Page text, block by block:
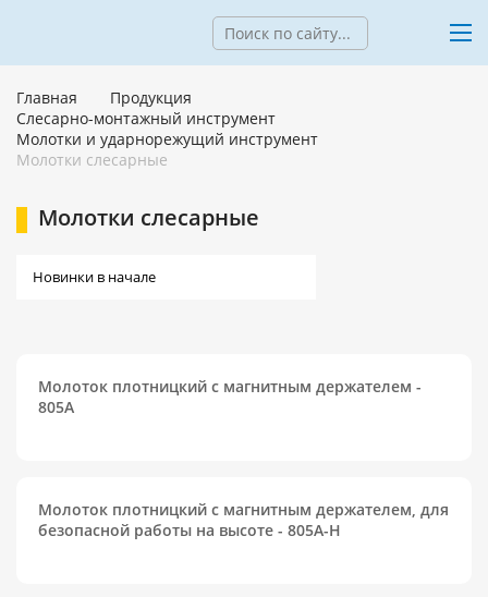
Главная
Продукция
Слесарно-монтажный инструмент
Молотки и ударнорежущий инструмент
Молотки слесарные
Молотки слесарные
Молоток плотницкий с магнитным держателем -
805A
Молоток плотницкий с магнитным держателем, для
безопасной работы на высоте - 805A-H